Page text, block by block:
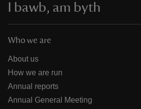
I bawb, am byth
Who we are
About us
How we are run
Annual reports
Annual General Meeting